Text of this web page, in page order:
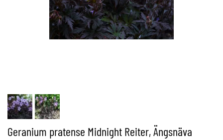
Geranium pratense Midnight Reiter, Ängsnäva